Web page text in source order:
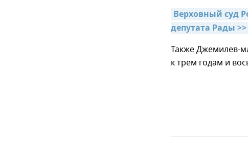
Верховный суд
депутата Рады >>
Также Джемилев-
к трем годам и